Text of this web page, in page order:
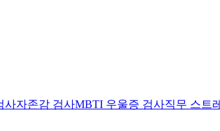
사자존감 검사MBTI 우울증 검사직무 스트